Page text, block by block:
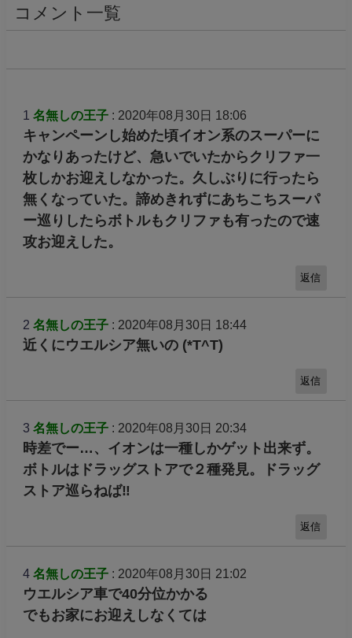
コメント一覧
1 名無しの王子: 2020年08月30日 18:06
キャンペーンし始めた頃イオン系のスーパーに
かなりあったけど、急いでいたからクリファ一
枚しかお迎えしなかった。久しぶりに行ったら
無くなっていた。諦めきれずにあちこちスーパ
ー巡りしたらボトルもクリファも有ったので速
攻お迎えした。
返信
2 名無しの王子: 2020年08月30日 18:44
近くにウエルシア無いの (*T^T)
返信
3 名無しの王子: 2020年08月30日 20:34
時差でー…、イオンは一種しかゲット出来ず。
ボトルはドラッグストアで２種発見。ドラッグ
ストア巡らねば‼️
返信
4 名無しの王子: 2020年08月30日 21:02
ウエルシア車で40分位かかる
でもお家にお迎えしなくては